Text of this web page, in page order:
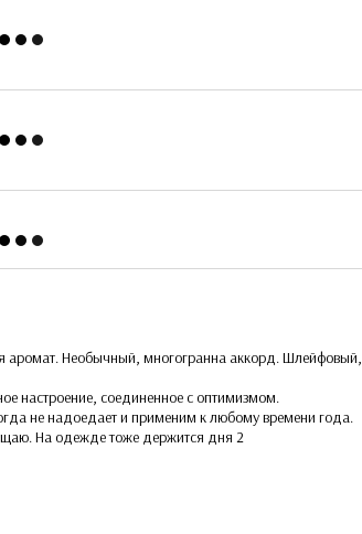
аромат. Необычный, многогранна аккорд. Шлейфовый,
настроение, соединенное с оптимизмом.
не надоедает и применим к любому времени года.
На одежде тоже держится дня 2